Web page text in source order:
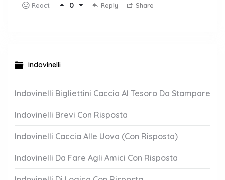
React 0 Reply Share
Indovinelli
Indovinelli Bigliettini Caccia Al Tesoro Da Stampare
Indovinelli Brevi Con Risposta
Indovinelli Caccia Alle Uova (Con Risposta)
Indovinelli Da Fare Agli Amici Con Risposta